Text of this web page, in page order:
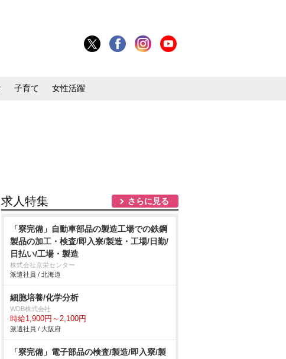
子育て 女性活躍
求人特集 さらに見る
「寮完備」自動車部品の製造工場での鉄鋼
製品の加工・検査/即入寮/製造・工場/日勤/
日払い/工場・製造
株式会社京栄センター
派遣社員 / 北海道
細胞培養/化学分析
WDB株式会社
時給1,900円～2,100円
派遣社員 / 大阪府
「寮完備」電子部品の検査/製造/即入寮/製